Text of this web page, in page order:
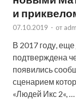
и
07.10.2019 - от
В 2017 году,
подтверждена
появились
сценарием
«Людей Икс 2«, …